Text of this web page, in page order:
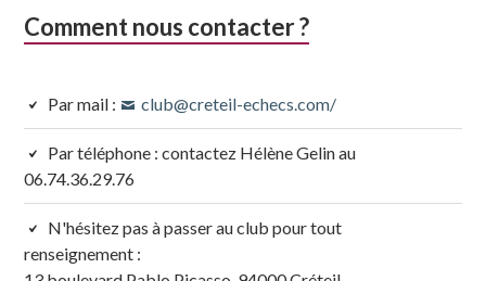
Comment nous contacter ?
Par mail : club@creteil-echecs.com/
Par téléphone : contactez Hélène Gelin au
06.74.36.29.76
N'hésitez pas à passer au club pour tout
renseignement :